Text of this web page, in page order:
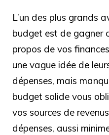
L’un des plus grands
budget est de gagner
propos de vos
une vague idée de
dépenses, mais
budget solide vous
vos sources de
dépenses, aussi